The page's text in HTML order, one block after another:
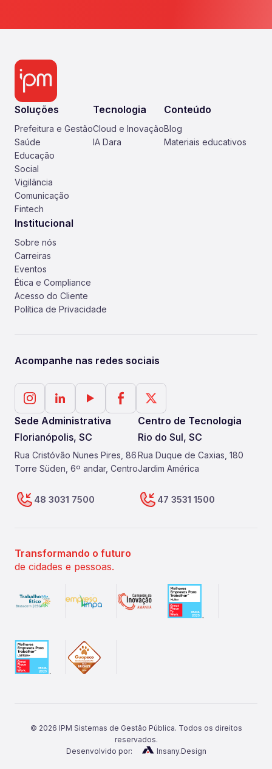
Soluções
Prefeitura e Gestão
Saúde
Educação
Social
Vigilância
Comunicação
Fintech
Tecnologia
Cloud e Inovação
IA Dara
Conteúdo
Blog
Materiais educativos
Institucional
Sobre nós
Carreiras
Eventos
Ética e Compliance
Acesso do Cliente
Política de Privacidade
Acompanhe nas redes sociais
Sede Administrativa
Florianópolis, SC
Rua Cristóvão Nunes Pires, 86
Torre Süden, 6º andar, Centro
48 3031 7500
Centro de Tecnologia
Rio do Sul, SC
Rua Duque de Caxias, 180
Jardim América
47 3531 1500
Transformando o futuro
de cidades e pessoas.
© 2026 IPM Sistemas de Gestão Pública. Todos os direitos
reservados.
Desenvolvido por:
Insany.Design